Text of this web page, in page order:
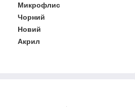
Микрофлис
Чорний
Новий
Акрил